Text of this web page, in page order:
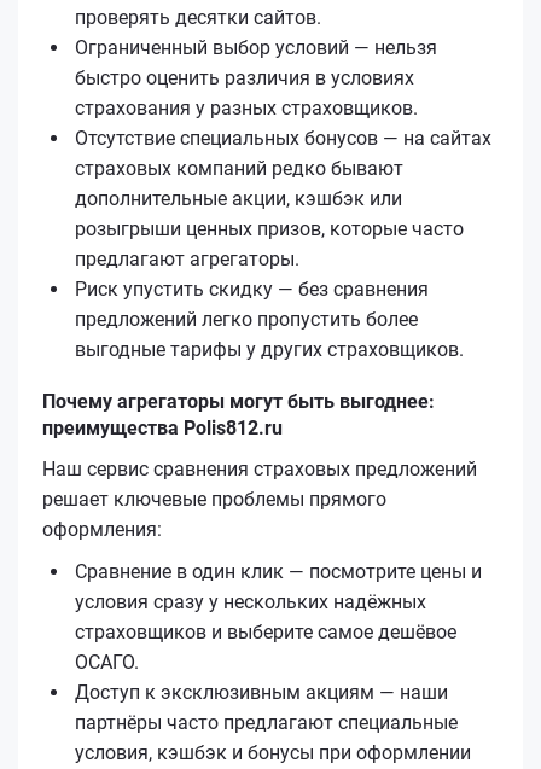
проверять десятки сайтов.
Ограниченный выбор условий — нельзя
быстро оценить различия в условиях
страхования у разных страховщиков.
Отсутствие специальных бонусов — на сайтах
страховых компаний редко бывают
дополнительные акции, кэшбэк или
розыгрыши ценных призов, которые часто
предлагают агрегаторы.
Риск упустить скидку — без сравнения
предложений легко пропустить более
выгодные тарифы у других страховщиков.
Почему агрегаторы могут быть выгоднее:
преимущества Polis812.ru
Наш сервис сравнения страховых предложений
решает ключевые проблемы прямого
оформления:
Сравнение в один клик — посмотрите цены и
условия сразу у нескольких надёжных
страховщиков и выберите самое дешёвое
ОСАГО.
Доступ к эксклюзивным акциям — наши
партнёры часто предлагают специальные
условия, кэшбэк и бонусы при оформлении